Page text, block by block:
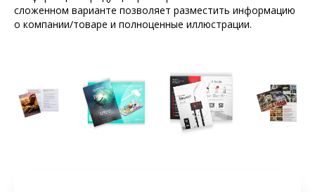
сложенном варианте позволяет разместить информацию
о компании/товаре и полноценные иллюстрации.